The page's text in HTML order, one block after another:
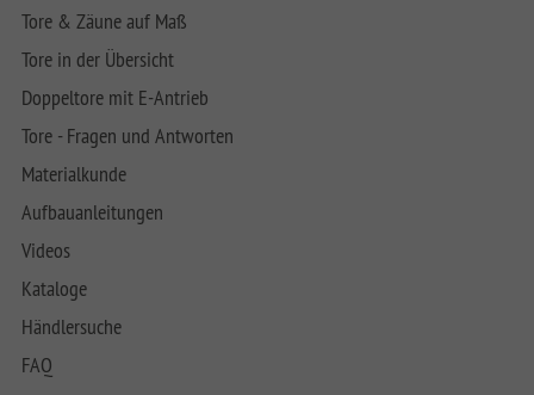
Tore & Zäune auf Maß
Tore in der Übersicht
Doppeltore mit E-Antrieb
Tore - Fragen und Antworten
Materialkunde
Aufbauanleitungen
Videos
Kataloge
Händlersuche
FAQ